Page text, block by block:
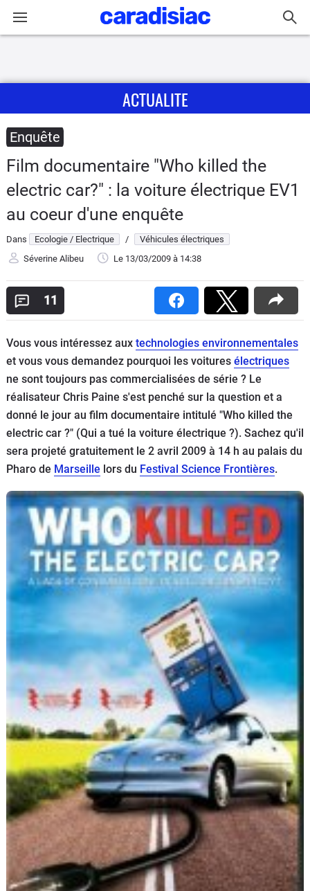
Actu
Essais
d'achat
Electriques
Utilitaires
Auto
Services
Forum
Moto
ACTUALITE
Enquête
Film documentaire "Who killed the
electric car?" : la voiture électrique EV1
au coeur d'une enquête
Dans Ecologie / Electrique /
Véhicules électriques
Séverine Alibeu
Le 13/03/2009 à 14:38
11
Vous vous intéressez aux technologies environnementales
et vous vous demandez pourquoi les voitures électriques
ne sont toujours pas commercialisées de série ? Le
réalisateur Chris Paine s'est penché sur la question et a
donné le jour au film documentaire intitulé "Who killed the
electric car ?" (Qui a tué la voiture électrique ?). Sachez qu'il
sera projeté gratuitement le 2 avril 2009 à 14 h au palais du
Pharo de Marseille lors du Festival Science Frontières.